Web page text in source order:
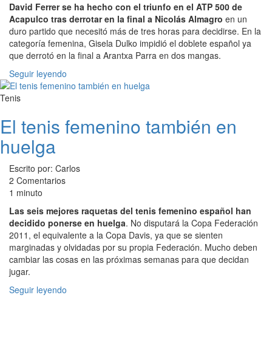
David Ferrer se ha hecho con el triunfo en el ATP 500 de
Acapulco tras derrotar en la final a Nicolás Almagro en un
duro partido que necesitó más de tres horas para decidirse. En la
categoría femenina, Gisela Dulko impidió el doblete español ya
que derrotó en la final a Arantxa Parra en dos mangas.
Seguir leyendo
Tenis
El tenis femenino también en
huelga
Escrito por: Carlos
2 Comentarios
1 minuto
Las seis mejores raquetas del tenis femenino español han
decidido ponerse en huelga. No disputará la Copa Federación
2011, el equivalente a la Copa Davis, ya que se sienten
marginadas y olvidadas por su propia Federación. Mucho deben
cambiar las cosas en las próximas semanas para que decidan
jugar.
Seguir leyendo